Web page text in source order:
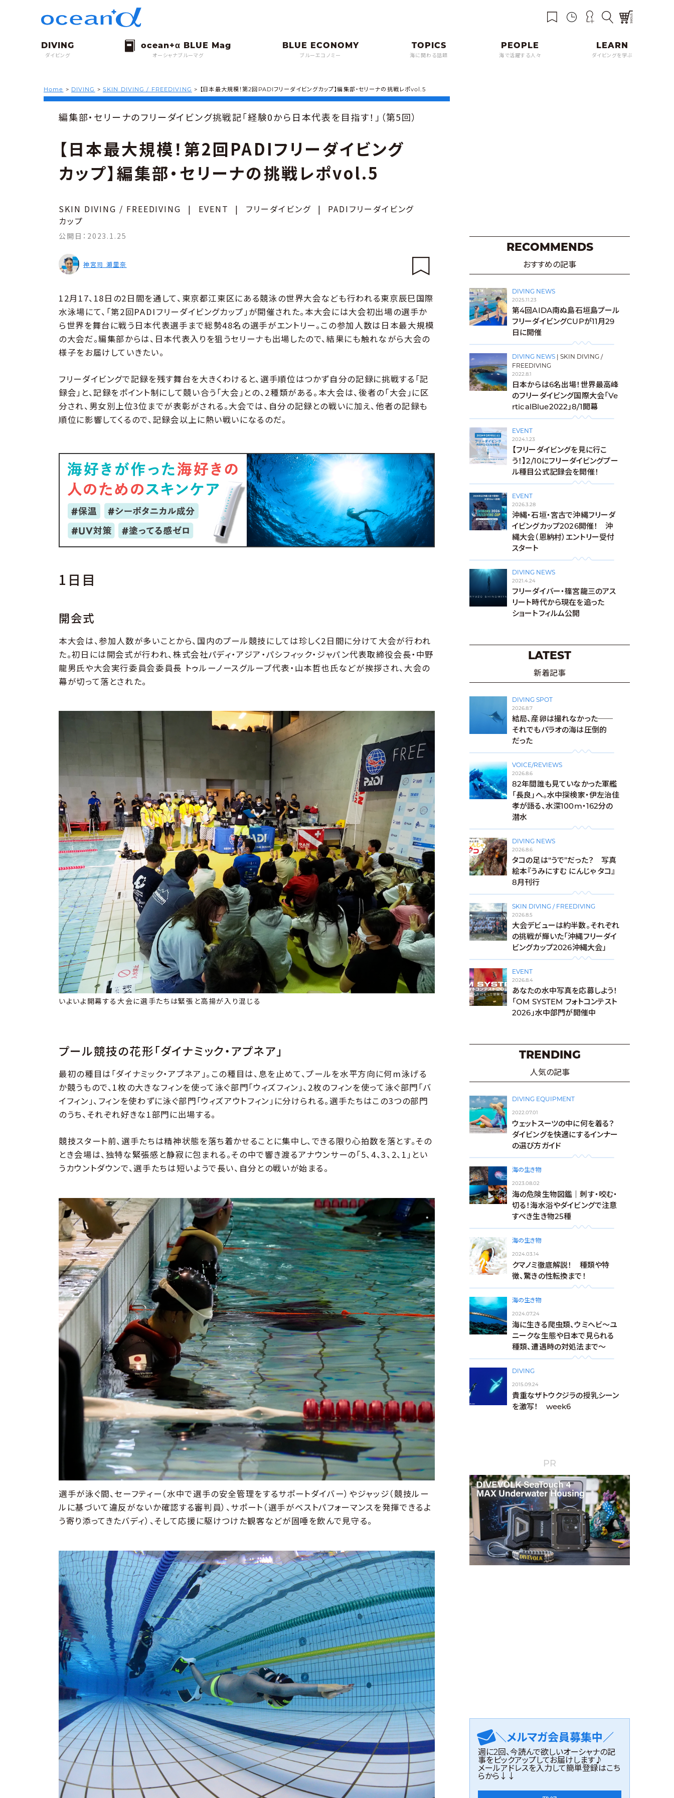
ダイビング オーシャナブルーマグ ブルーエコノミー 海に関わる話題 海で活躍する人々 ダイビングを学ぶ
Home > DIVING > SKIN DIVING / FREEDIVING > 【日本最大規模！第2回PADIフリーダイビングカップ】編集部・セリーナの挑戦レポvol.5
編集部・セリーナのフリーダイビング挑戦記「経験0から日本代表を目指す！」（第5回）
【日本最大規模！第2回PADIフリーダイビング
カップ】編集部・セリーナの挑戦レポvol.5
SKIN DIVING / FREEDIVING | EVENT | フリーダイビング |
PADIフリーダイビング
カップ
公開日： 2023.1.25
神宮司 瀬里奈
12月17、18日の2日間を通して、東京都江東区にある競泳の世界大会なども行われる東京辰巳国際
水泳場にて、「第2回PADIフリーダイビングカップ」が開催された。本大会には大会初出場の選手か
ら世界を舞台に戦う日本代表選手まで総勢48名の選手がエントリー。この参加人数は日本最大規模
の大会だ。編集部からは、日本代表入りを狙うセリーナも出場したので、結果にも触れながら大会の
様子をお届けしていきたい。
フリーダイビングで記録を残す舞台を大きくわけると、選手順位はつかず自分の記録に挑戦する「記
録会」と、記録をポイント制にして競い合う「大会」との、2種類がある。本大会は、後者の「大会」に区
分され、男女別上位3位までが表彰がされる。大会では、自分の記録との戦いに加え、他者の記録も
順位に影響してくるので、記録会以上に熱い戦いになるのだ。
1日目
開会式
本大会は、参加人数が多いことから、国内のプール競技にしては珍しく2日間に分けて大会が行われ
た。初日には開会式が行われ、株式会社パディ・アジア・パシフィック・ジャパン代表取締役会長・中野
龍男氏や大会実行委員会委員長 トゥルーノースグループ代表・山本哲也氏などが挨拶され、大会の
幕が切って落とされた。
いよいよ開幕する大会に選手たちは緊張と高揚が入り混じる
プール競技の花形「ダイナミック・アプネア」
最初の種目は「ダイナミック・アプネア」。この種目は、息を止めて、プールを水平方向に何m泳げる
か競うもので、1枚の大きなフィンを使って泳ぐ部門「ウィズフィン」、2枚のフィンを使って泳ぐ部門「バ
イフィン」、フィンを使わずに泳ぐ部門「ウィズアウトフィン」に分けられる。選手たちはこの3つの部門
のうち、それぞれ好きな1部門に出場する。
競技スタート前、選手たちは精神状態を落ち着かせることに集中し、できる限り心拍数を落とす。その
とき会場は、独特な緊張感と静寂に包まれる。その中で響き渡るアナウンサーの「5、4、3、2、1」とい
うカウントダウンで、選手たちは短いようで長い、自分との戦いが始まる。
選手が泳ぐ間、セーフティー（水中で選手の安全管理をするサポートダイバー）やジャッジ（競技ルー
ルに基づいて違反がないか確認する審判員）、サポート（選手がベストパフォーマンスを発揮できるよ
う寄り添ってきたバディ）、そして応援に駆けつけた観客などが固唾を飲んで見守る。
RECOMMENDS
おすすめの記事
DIVING NEWS
2025.11.23
第4回AIDA南ぬ島石垣島プール
フリーダイビングCUPが11月29
日に開催
DIVING NEWS | SKIN DIVING /
FREEDIVING
2022.8.1
日本からは6名出場！世界最高峰
のフリーダイビング国際大会「Ve
rticalBlue2022」8/1開幕
EVENT
2024.1.23
【フリーダイビングを見に行こ
う！】2/10にフリーダイビングプー
ル種目公式記録会を開催！
EVENT
2026.3.28
沖縄・石垣・宮古で沖縄フリーダ
イビングカップ2026開催！ 沖
縄大会（恩納村）エントリー受付
スタート
DIVING NEWS
2021.4.24
フリーダイバー・篠宮龍三のアス
リート時代から現在を追った
ショートフィルム公開
LATEST
新着記事
DIVING SPOT
2026.8.7
結局、産卵は撮れなかった──
それでもパラオの海は圧倒的
だった
VOICE/REVIEWS
2026.8.6
82年間誰も見ていなかった軍艦
「長良」へ。水中探検家・伊左治佳
孝が語る、水深100m・162分の
潜水
DIVING NEWS
2026.8.6
タコの足は“うで”だった？ 写真
絵本『うみにすむ にんじゃ タコ』
8月刊行
SKIN DIVING / FREEDIVING
2026.8.5
大会デビューは約半数。それぞれ
の挑戦が輝いた「沖縄フリーダイ
ビングカップ2026沖縄大会」
EVENT
2026.8.4
あなたの水中写真を応募しよう！
「OM SYSTEM フォトコンテスト
2026」水中部門が開催中
TRENDING
人気の記事
DIVING EQUIPMENT
2022.07.01
ウェットスーツの中に何を着る？
ダイビングを快適にするインナー
の選び方ガイド
海の生き物
2023.08.02
海の危険生物図鑑｜刺す・咬む・
切る！海水浴やダイビングで注意
すべき生き物25種
海の生き物
2024.03.14
クマノミ徹底解説！ 種類や特
徴、驚きの性転換まで！
海の生き物
2024.07.24
海に生きる爬虫類、ウミヘビ～ユ
ニークな生態や日本で見られる
種類、遭遇時の対処法まで～
DIVING
2015.09.24
貴重なザトウクジラの授乳シーン
を激写！ week6
PR
＼メルマガ会員募集中／
週に2回、今読んで欲しいオーシャナの記
事をピックアップしてお届けします♪
メールアドレスを入力して簡単登録はこち
らから↓↓